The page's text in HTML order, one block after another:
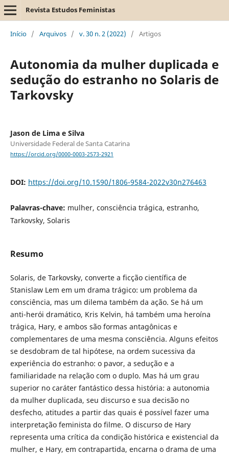
Revista Estudos Feministas
Início / Arquivos / v. 30 n. 2 (2022) / Artigos
Autonomia da mulher duplicada e
sedução do estranho no Solaris de
Tarkovsky
Jason de Lima e Silva
Universidade Federal de Santa Catarina
https://orcid.org/0000-0003-2573-2921
DOI: https://doi.org/10.1590/1806-9584-2022v30n276463
Palavras-chave: mulher, consciência trágica, estranho,
Tarkovsky, Solaris
Resumo
Solaris, de Tarkovsky, converte a ficção científica de
Stanislaw Lem em um drama trágico: um problema da
consciência, mas um dilema também da ação. Se há um
anti-herói dramático, Kris Kelvin, há também uma heroína
trágica, Hary, e ambos são formas antagônicas e
complementares de uma mesma consciência. Alguns efeitos
se desdobram de tal hipótese, na ordem sucessiva da
experiência do estranho: o pavor, a sedução e a
familiaridade na relação com o duplo. Mas há um grau
superior no caráter fantástico dessa história: a autonomia
da mulher duplicada, seu discurso e sua decisão no
desfecho, atitudes a partir das quais é possível fazer uma
interpretação feminista do filme. O discurso de Hary
representa uma crítica da condição histórica e existencial da
mulher, e Hary, em contrapartida, encarna o drama de uma